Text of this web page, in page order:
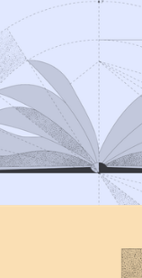
werden strenge
eine doppelte
der ESRS-
der Berichte
was erforderlich ist